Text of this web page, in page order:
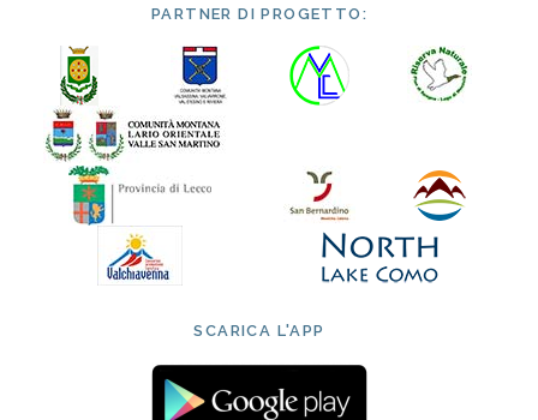
PARTNER DI PROGETTO:
SCARICA L'APP